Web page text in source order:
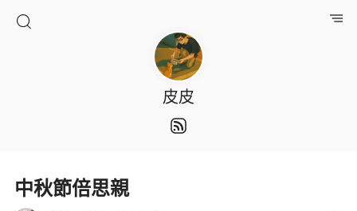
皮皮
中秋節倍思親